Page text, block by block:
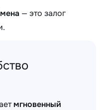
— это залог
мгновенный